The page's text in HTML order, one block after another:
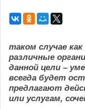
таком случае
различные
данной цели –
всегда будет
предлагают
или услугам,